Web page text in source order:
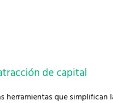
de capital
herramientas que